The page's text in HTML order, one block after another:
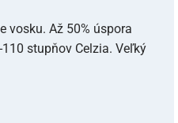
vosku. Až 50% úspora
stupňov Celzia. Veľký